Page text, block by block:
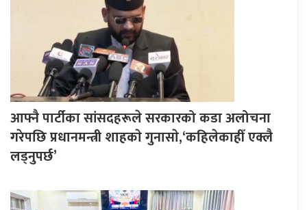
आफ्नै पार्टीका सांसदहरूले सरकारको कडा अलोचना
गरेपछि प्रधानमन्त्री शाहकाे गुनासाे,‘कहिलेकाहीँ एक्लै
लड्नुपर्छ’